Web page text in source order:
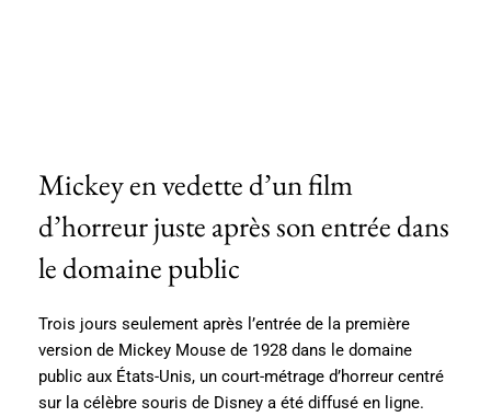
Mickey en vedette d’un film
d’horreur juste après son entrée dans
le domaine public
Trois jours seulement après l’entrée de la première
version de Mickey Mouse de 1928 dans le domaine
public aux États-Unis, un court-métrage d’horreur centré
sur la célèbre souris de Disney a été diffusé en ligne.